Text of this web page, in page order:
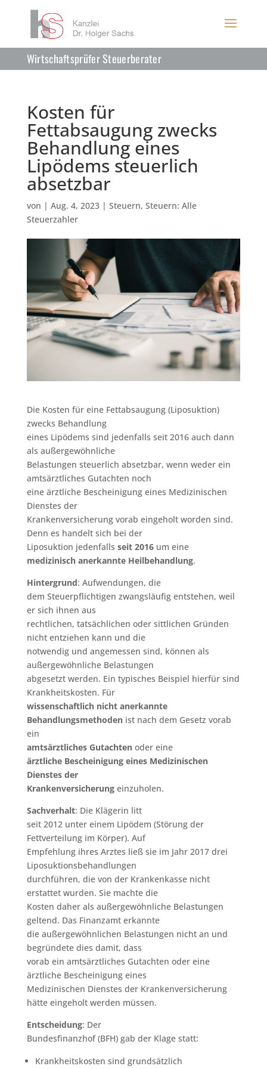
Wirtschaftsprüfer Steuerberater
Kosten für
Fettabsaugung zwecks
Behandlung eines
Lipödems steuerlich
absetzbar
von | Aug. 4, 2023| Steuern, Steuern: Alle
Steuerzahler
Die Kosten für eine Fettabsaugung (Liposuktion)
zwecks Behandlung
eines Lipödems sind jedenfalls seit 2016 auch dann
als außergewöhnliche
Belastungen steuerlich absetzbar, wenn weder ein
amtsärztliches Gutachten noch
eine ärztliche Bescheinigung eines Medizinischen
Dienstes der
Krankenversicherung vorab eingeholt worden sind.
Denn es handelt sich bei der
Liposuktion jedenfalls seit 2016um eine
medizinisch anerkannte Heilbehandlung.
Hintergrund: Aufwendungen, die
dem Steuerpflichtigen zwangsläufig entstehen, weil
er sich ihnen aus
rechtlichen, tatsächlichen oder sittlichen Gründen
nicht entziehen kann und die
notwendig und angemessen sind, können als
außergewöhnliche Belastungen
abgesetzt werden. Ein typisches Beispiel hierfür sind
Krankheitskosten. Für
wissenschaftlich nicht anerkannte
Behandlungsmethodenist nach dem Gesetz vorab
ein
amtsärztliches Gutachtenoder eine
ärztliche Bescheinigung eines Medizinischen
Dienstes der
Krankenversicherungeinzuholen.
Sachverhalt: Die Klägerin litt
seit 2012 unter einem Lipödem (Störung der
Fettverteilung im Körper). Auf
Empfehlung ihres Arztes ließ sie im Jahr 2017 drei
Liposuktionsbehandlungen
durchführen, die von der Krankenkasse nicht
erstattet wurden. Sie machte die
Kosten daher als außergewöhnliche Belastungen
geltend. Das Finanzamt erkannte
die außergewöhnlichen Belastungen nicht an und
begründete dies damit, dass
vorab ein amtsärztliches Gutachten oder eine
ärztliche Bescheinigung eines
Medizinischen Dienstes der Krankenversicherung
hätte eingeholt werden müssen.
Entscheidung: Der
Bundesfinanzhof (BFH) gab der Klage statt:
Krankheitskosten sind grundsätzlich